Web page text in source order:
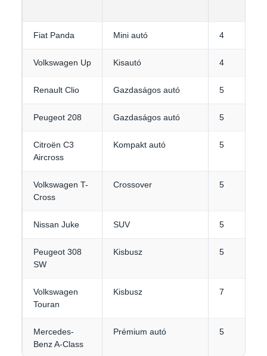
Fiat Panda Mini autó 4
Volkswagen Up Kisautó 4
Renault Clio Gazdaságos autó 5
Peugeot 208 Gazdaságos autó 5
Citroën C3
Aircross
Kompakt autó 5
Volkswagen T-
Cross
Crossover 5
Nissan Juke SUV 5
Peugeot 308
SW
Kisbusz 5
Volkswagen
Touran
Kisbusz 7
Mercedes-
Benz A-Class
Prémium autó 5